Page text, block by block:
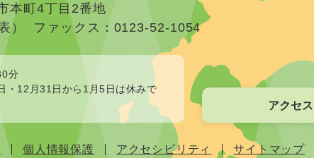
本町4丁目2番地
）
ファックス：0123-52-1054
分
・12月31日から1月5日は休みで
アクセス
個人情報保護 アクセシビリティ サイトマップ